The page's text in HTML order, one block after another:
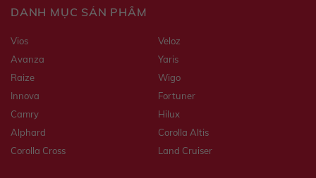
DANH MỤC SẢN PHẨM
Vios
Veloz
Avanza
Yaris
Raize
Wigo
Innova
Fortuner
Camry
Hilux
Alphard
Corolla Altis
Corolla Cross
Land Cruiser